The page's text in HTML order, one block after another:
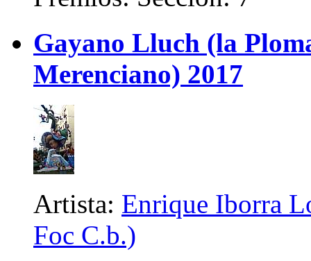
Gayano Lluch (la
Merenciano) 2017
Artista: Enrique Iborra
Foc C.b.)